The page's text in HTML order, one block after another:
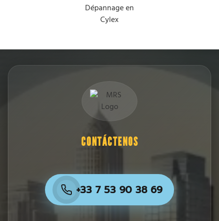
CONTÁCTENOS
+33 7 53 90 38 69